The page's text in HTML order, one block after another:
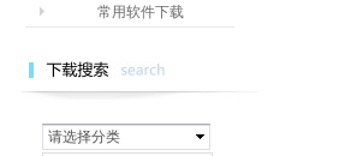
常用软件下载
请选择分类